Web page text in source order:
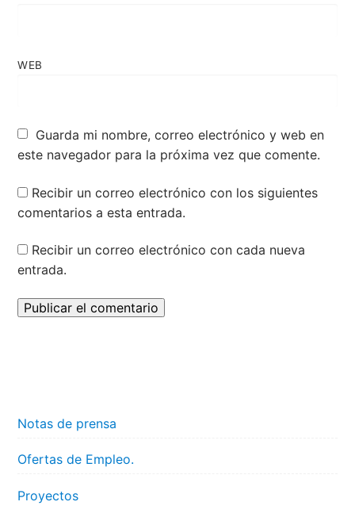
WEB
Guarda mi nombre, correo electrónico y web en
este navegador para la próxima vez que comente.
Recibir un correo electrónico con los siguientes
comentarios a esta entrada.
Recibir un correo electrónico con cada nueva
entrada.
Notas de prensa
Ofertas de Empleo.
Proyectos